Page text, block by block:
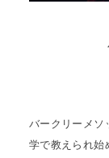
バークリーメソ
学で教えられ始